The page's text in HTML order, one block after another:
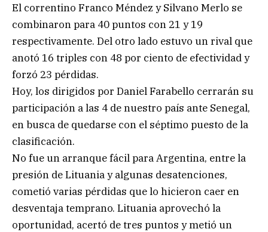
El correntino Franco Méndez y Silvano Merlo se
combinaron para 40 puntos con 21 y 19
respectivamente. Del otro lado estuvo un rival que
anotó 16 triples con 48 por ciento de efectividad y
forzó 23 pérdidas.
Hoy, los dirigidos por Daniel Farabello cerrarán su
participación a las 4 de nuestro país ante Senegal,
en busca de quedarse con el séptimo puesto de la
clasificación.
No fue un arranque fácil para Argentina, entre la
presión de Lituania y algunas desatenciones,
cometió varias pérdidas que lo hicieron caer en
desventaja temprano. Lituania aprovechó la
oportunidad, acertó de tres puntos y metió un